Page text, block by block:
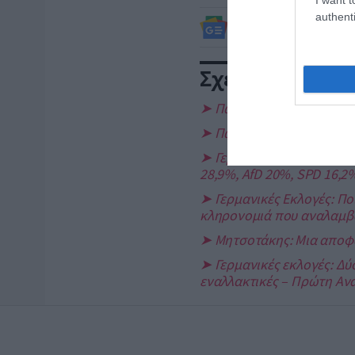
ΟΛΑ
Σχετικά άρθρα:
➤ Πώς αποκωδικοποιεί η
➤ Πώς είδε η κυβέρνηση
➤ Γερμανικές εκλογές:
28,9%, AfD 20%, SPD
➤ Γερμανικές Εκλογές:
κληρονομιά που
➤ Μητσοτάκης: Μια
➤ Γερμανικές εκλογές:
εναλλακτικές – Πρώτη